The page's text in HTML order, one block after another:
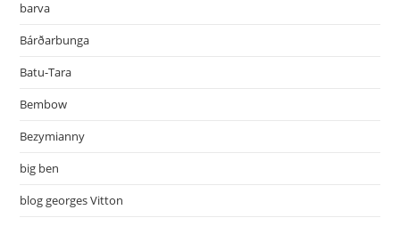
barva
Bárðarbunga
Batu-Tara
Bembow
Bezymianny
big ben
blog georges Vitton